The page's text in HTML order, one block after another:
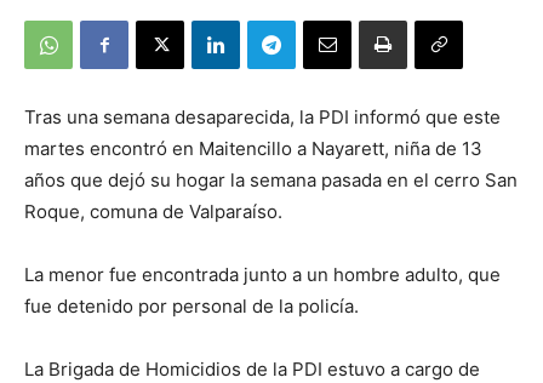
Tras una semana desaparecida, la PDI informó que este
martes encontró en Maitencillo a Nayarett, niña de 13
años que dejó su hogar la semana pasada en el cerro San
Roque, comuna de Valparaíso.
La menor fue encontrada junto a un hombre adulto, que
fue detenido por personal de la policía.
La Brigada de Homicidios de la PDI estuvo a cargo de